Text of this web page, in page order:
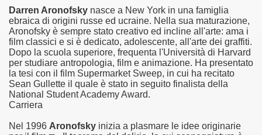
Darren Aronofsky nasce a New York in una famiglia
ebraica di origini russe ed ucraine. Nella sua maturazione,
Aronofsky è sempre stato creativo ed incline all'arte: ama i
film classici e si è dedicato, adolescente, all'arte dei graffiti.
Dopo la scuola superiore, frequenta l'Università di Harvard
per studiare antropologia, film e animazione. Ha presentato
la tesi con il film Supermarket Sweep, in cui ha recitato
Sean Gullette il quale è stato in seguito finalista della
National Student Academy Award.
Carriera
Nel 1996 Aronofsky inizia a plasmare le idee originarie
edizione del Premio Strega.